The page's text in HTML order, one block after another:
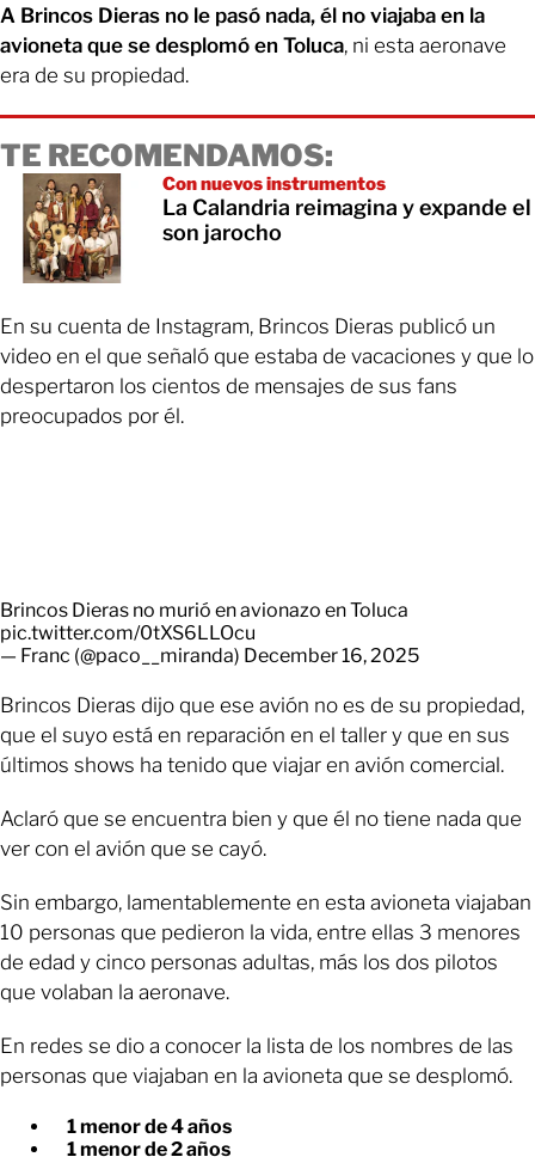
A Brincos Dieras no le pasó nada, él no viajaba en la
avioneta que se desplomó en Toluca, ni esta aeronave
era de su propiedad.
TE RECOMENDAMOS:
Con nuevos instrumentos
La Calandria reimagina y expande el
son jarocho
En su cuenta de Instagram, Brincos Dieras publicó un
video en el que señaló que estaba de vacaciones y que lo
despertaron los cientos de mensajes de sus fans
preocupados por él.
Brincos Dieras no murió en avionazo en Toluca
pic.twitter.com/0tXS6LLOcu
— Franc (@paco__miranda) December 16, 2025
Brincos Dieras dijo que ese avión no es de su propiedad,
que el suyo está en reparación en el taller y que en sus
últimos shows ha tenido que viajar en avión comercial.
Aclaró que se encuentra bien y que él no tiene nada que
ver con el avión que se cayó.
Sin embargo, lamentablemente en esta avioneta viajaban
10 personas que pedieron la vida, entre ellas 3 menores
de edad y cinco personas adultas, más los dos pilotos
que volaban la aeronave.
En redes se dio a conocer la lista de los nombres de las
personas que viajaban en la avioneta que se desplomó.
1 menor de 4 años
1 menor de 2 años